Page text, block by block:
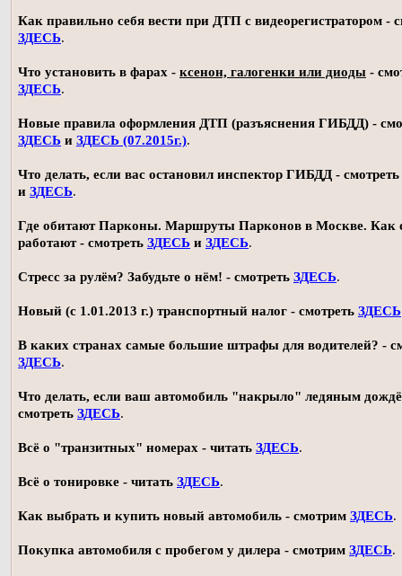
Как правильно себя вести при ДТП с видеорегистратором -
ЗДЕСЬ.
Что установить в фарах - ксенон, галогенки или диоды -
ЗДЕСЬ.
Новые правила оформления ДТП (разъяснения ГИБДД) -
ЗДЕСЬ и ЗДЕСЬ (07.2015г.).
Что делать, если вас остановил инспектор ГИБДД - смотреть
и ЗДЕСЬ.
Где обитают Парконы. Маршруты Парконов в Москве. Как
работают - смотреть ЗДЕСЬ и ЗДЕСЬ.
Стресс за рулём? Забудьте о нём! - смотреть ЗДЕСЬ.
Новый (с 1.01.2013 г.) транспортный налог - смотреть ЗДЕСЬ
В каких странах самые большие штрафы для водителей? -
ЗДЕСЬ.
Что делать, если ваш автомобиль "накрыло" ледяным
смотреть ЗДЕСЬ.
Всё о "транзитных" номерах - читать ЗДЕСЬ.
Всё о тонировке - читать ЗДЕСЬ.
Как выбрать и купить новый автомобиль - смотрим ЗДЕСЬ.
Покупка автомобиля с пробегом у дилера - смотрим ЗДЕСЬ.